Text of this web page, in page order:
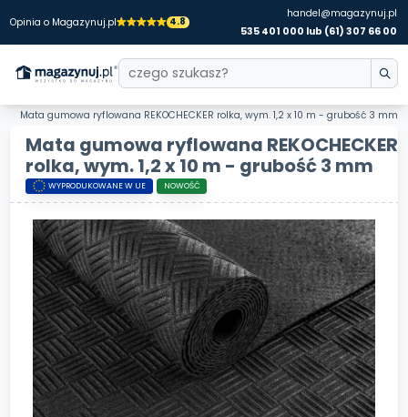
Opinia o Magazynuj.pl 4.8
handel@magazynuj.pl
535 401 000 lub (61) 307 66 00
Mata gumowa ryflowana REKOCHECKER rolka, wym. 1,2 x 10 m - grubość 3 mm
Mata gumowa ryflowana REKOCHECKER
rolka, wym. 1,2 x 10 m - grubość 3 mm
WYPRODUKOWANE W UE NOWOŚĆ